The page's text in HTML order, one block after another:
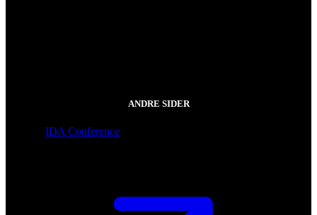
ANDRE SIDER
IDA Conference